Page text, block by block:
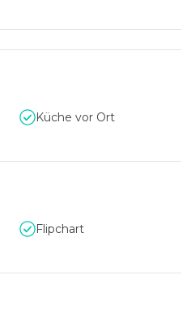
Kat.7 & W-LAN, einen
und Flipcharts und bietet Platz
problemlose Anreise mit den
befinden sich
Küche vor Ort
Flipchart